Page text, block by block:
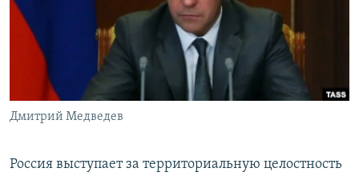
ПОБЕДИТЕЛЕЙ НЕ СУДЯТ?
КРЫМ.НЕПОКОРЕННЫЙ
ELIFBE
УКРАИНСКАЯ ПРОБЛЕМА КРЫМА
ПРИСОЕДИНЯЙТЕСЬ!
Дмитрий Медведев
Россия выступает за территориальную целостность